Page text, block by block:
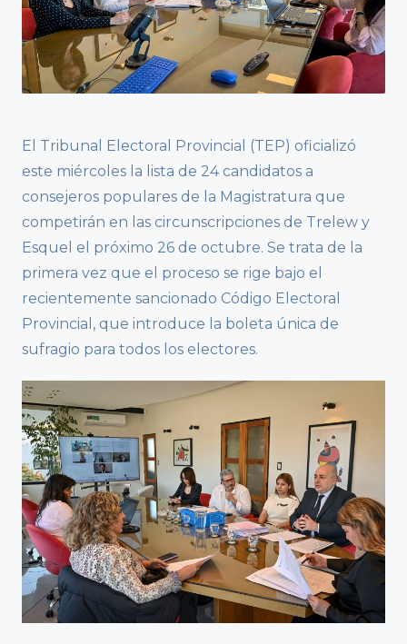
El Tribunal Electoral Provincial (TEP) oficializó
este miércoles la lista de 24 candidatos a
consejeros populares de la Magistratura que
competirán en las circunscripciones de Trelew y
Esquel el próximo 26 de octubre. Se trata de la
primera vez que el proceso se rige bajo el
recientemente sancionado Código Electoral
Provincial, que introduce la boleta única de
sufragio para todos los electores.